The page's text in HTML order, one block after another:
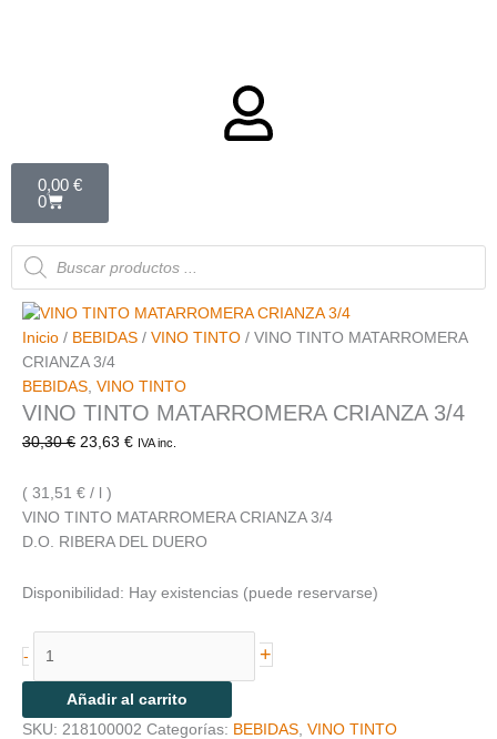
0,00 €
0
Búsqueda
de
productos
Inicio / BEBIDAS / VINO TINTO / VINO TINTO MATARROMERA
CRIANZA 3/4
BEBIDAS VINO TINTO
VINO TINTO MATARROMERA CRIANZA 3/4
30,30€ 23,63 € IVA inc.
( 31,51 € / l )
VINO TINTO MATARROMERA CRIANZA 3/4
D.O. RIBERA DEL DUERO
Disponibilidad: Hay existencias (puede reservarse)
- +
Añadir al carrito
SKU: 218100002 Categorías: BEBIDAS VINO TINTO